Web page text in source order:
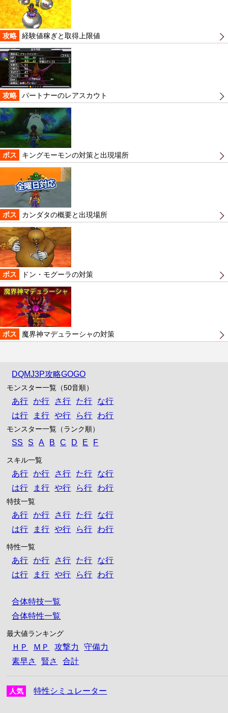
攻略 経験値稼ぎと取得上限値
攻略 パートナーのレアスカウト
ボス キングモーモンの対策と出現場所
ボス カンダタの概要と出現場所
ボス ドン・モグーラの対策
ボス 魔界神マデュラーシャの対策
DQMJ3P攻略GOGO
モンスター一覧（50音順）
あ行 か行 さ行 た行
な行
は行
ま行 や行 ら行 わ行
モンスター一覧（ランク順）
SS S A B C D E F
スキル一覧
あ行 か行 さ行 た行
な行
は行
ま行 や行 ら行 わ行
特技一覧
あ行 か行 さ行 た行
な行
は行
ま行 や行 ら行 わ行
特性一覧
あ行 か行 さ行 た行
な行
は行
ま行 や行 ら行 わ行
合体特技一覧
合体特性一覧
最大値ランキング
ＨＰ ＭＰ 攻撃力
守備力
素早さ
賢さ 合計
人気 特性シミュレーター